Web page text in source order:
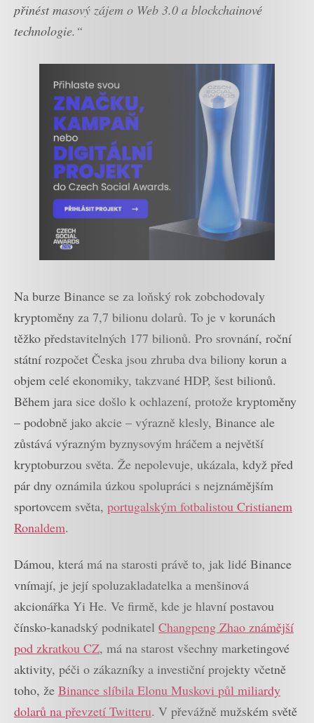
přinést masový zájem o Web 3.0 a blockchainové
technologie.“
Na burze Binance se za loňský rok zobchodovaly
kryptoměny za 7,7 bilionu dolarů. To je v korunách
těžko představitelných 177 bilionů. Pro srovnání, roční
státní rozpočet Česka jsou zhruba dva biliony korun a
objem celé ekonomiky, takzvané HDP, šest bilionů.
Během jara sice došlo k ochlazení, protože kryptoměny
– podobně jako akcie – výrazně klesly, Binance ale
zůstává výrazným byznysovým hráčem a největší
kryptoburzou světa. Že nepolevuje, ukázala, když před
pár dny oznámila úzkou spolupráci s nejznámějším
sportovcem světa, portugalským fotbalistou Cristianem
Ronaldem.
Dámou, která má na starosti právě to, jak lidé Binance
vnímají, je její spoluzakladatelka a menšinová
akcionářka Yi He. Ve firmě, kde je hlavní postavou
čínsko-kanadský podnikatel Changpeng Zhao známější
pod zkratkou CZ, má na starost všechny marketingové
aktivity, péči o zákazníky a investiční projekty včetně
toho, že Binance slíbila Elonu Muskovi půl miliardy
dolarů na převzetí Twitteru. V převážně mužském světě